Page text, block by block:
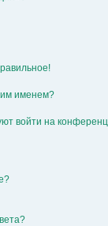
именем?
войти на